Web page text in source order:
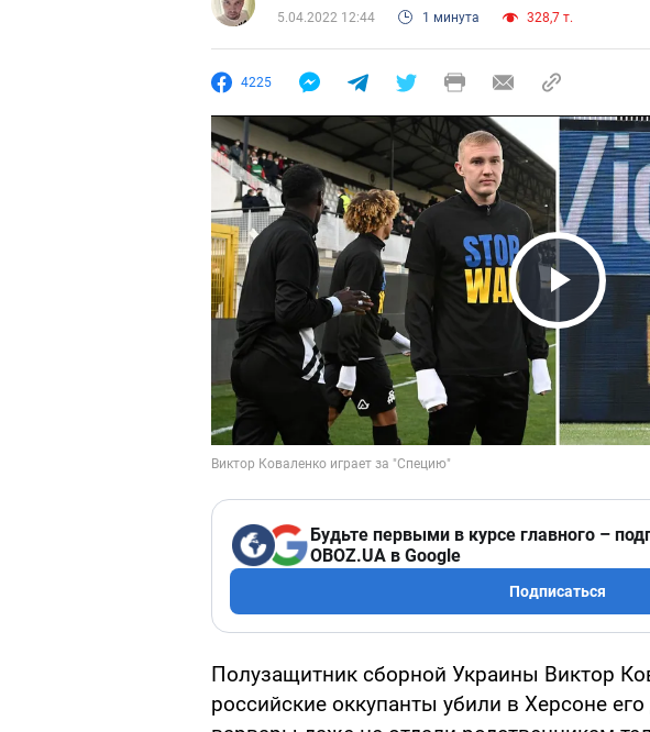
5.04.2022 12:44
1 минута 328,7 т.
4225
Play
Будьте первыми в курсе главного –
OBOZ.UA в Google
Подписаться
Полузащитник сборной Украины Виктор
российские оккупанты убили в Херсоне